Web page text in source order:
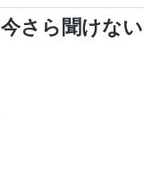
今さら聞けな